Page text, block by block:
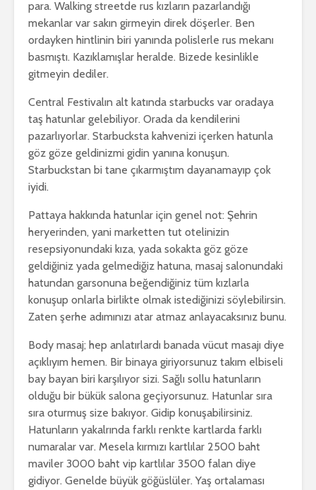
para. Walking streetde rus kızların pazarlandığı
mekanlar var sakın girmeyin direk döşerler. Ben
ordayken hintlinin biri yanında polislerle rus mekanı
basmıştı. Kazıklamışlar heralde. Bizede kesinlikle
gitmeyin dediler.
Central Festivalın alt katında starbucks var oradaya
taş hatunlar gelebiliyor. Orada da kendilerini
pazarlıyorlar. Starbucksta kahvenizi içerken hatunla
göz göze geldinizmi gidin yanına konuşun.
Starbuckstan bi tane çıkarmıştım dayanamayıp çok
iyidi.
Pattaya hakkında hatunlar için genel not: Şehrin
heryerinden, yani marketten tut otelinizin
resepsiyonundaki kıza, yada sokakta göz göze
geldiğiniz yada gelmediğiz hatuna, masaj salonundaki
hatundan garsonuna beğendiğiniz tüm kızlarla
konuşup onlarla birlikte olmak istediğinizi söylebilirsin.
Zaten şerhe adımınızı atar atmaz anlayacaksınız bunu.
Body masaj; hep anlatırlardı banada vücut masajı diye
açıklıyım hemen. Bir binaya giriyorsunuz takım elbiseli
bay bayan biri karşılıyor sizi. Sağlı sollu hatunların
olduğu bir bükük salona geçiyorsunuz. Hatunlar sıra
sıra oturmuş size bakıyor. Gidip konuşabilirsiniz.
Hatunların yakalrında farklı renkte kartlarda farklı
numaralar var. Mesela kırmızı kartlılar 2500 baht
maviler 3000 baht vip kartlılar 3500 falan diye
gidiyor. Genelde büyük göğüslüler. Yaş ortalaması